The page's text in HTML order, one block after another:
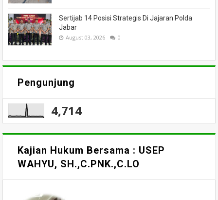
Sertijab 14 Posisi Strategis Di Jajaran Polda
Jabar
August 03, 2026 0
Pengunjung
4,714
Kajian Hukum Bersama : USEP
WAHYU, SH.,C.PNK.,C.LO